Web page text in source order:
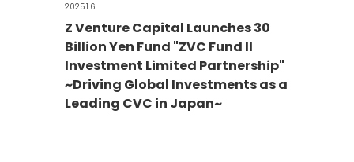
2025.1.6
Z Venture Capital Launches 30
Billion Yen Fund "ZVC Fund II
Investment Limited Partnership"
~Driving Global Investments as a
Leading CVC in Japan~